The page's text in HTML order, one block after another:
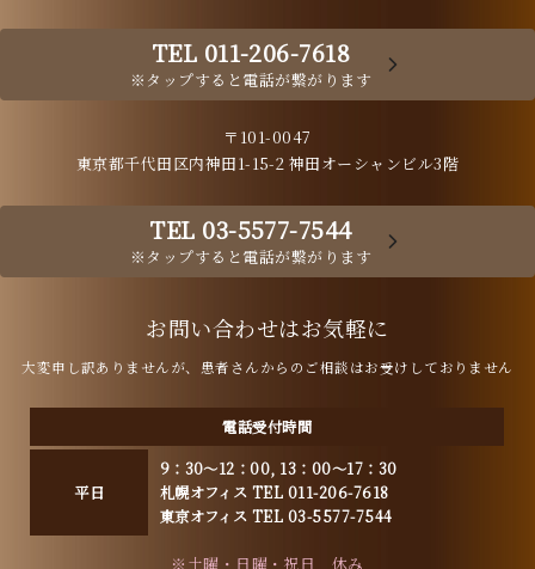
TEL 011-206-7618
※タップすると電話が繋がります
〒101-0047
東京都千代田区内神田1-15-2 神田オーシャンビル3階
TEL 03-5577-7544
※タップすると電話が繋がります
お問い合わせはお気軽に
大変申し訳ありませんが、患者さんからのご相談はお受けしておりません
電話受付時間
平日
9：30～12：00, 13：00～17：30
札幌オフィス TEL 011-206-7618
東京オフィス TEL 03-5577-7544
※土曜・日曜・祝日 休み